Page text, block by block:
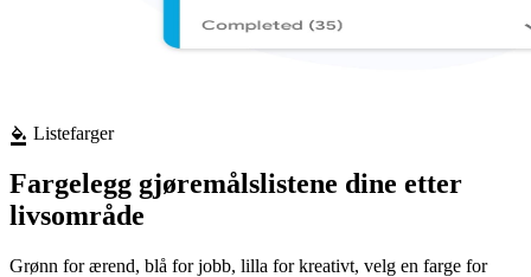
format_color_fill Listefarger
Fargelegg gjøremålslistene dine etter
livsområde
Grønn for ærend, blå for jobb, lilla for kreativt, velg en farge for